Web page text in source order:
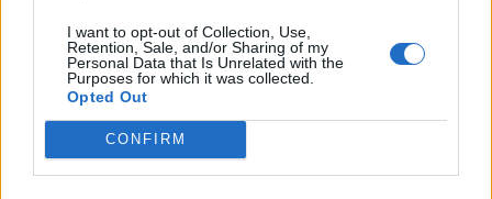
I want to opt-out of Collection, Use,
Retention, Sale, and/or Sharing of my
Personal Data that Is Unrelated with the
Purposes for which it was collected.
Opted Out
CONFIRM
KEDVES OLVASÓNK!
A keresett cikk a portfolio.hu hírarchívumához
tartozik, melynek olvasása előfizetéses
regisztrációhoz kötött.